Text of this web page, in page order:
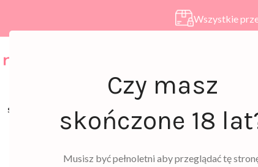
Czy masz
skończone 18
Musisz być pełnoletni aby przeglądać tę
Wszystkie
SOLD